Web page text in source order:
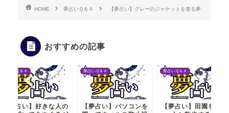
HOME 夢占いＱ＆Ａ 【夢占い】グレーのジャケットを着る夢
おすすめの記事
夢占いＱ＆Ａ
【夢占い】パソコンを
夢占いＱ＆Ａ
【夢占い】田園を芸能
夢占いＱ＆Ａ